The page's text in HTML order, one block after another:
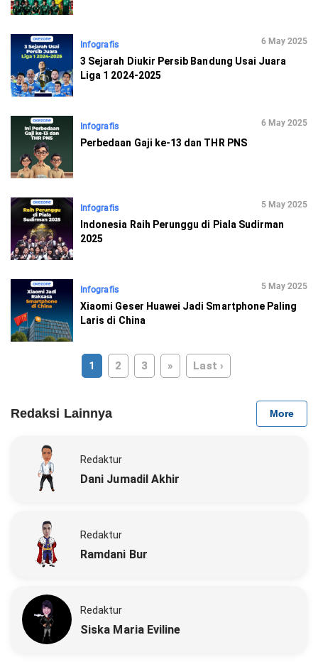
Infografis 6 May 2025
3 Sejarah Diukir Persib Bandung Usai Juara
Liga 1 2024-2025
Infografis 6 May 2025
Perbedaan Gaji ke-13 dan THR PNS
Infografis 5 May 2025
Indonesia Raih Perunggu di Piala Sudirman
2025
Infografis 5 May 2025
Xiaomi Geser Huawei Jadi Smartphone Paling
Laris di China
1 2 3 » Last ›
Redaksi Lainnya More
Redaktur
Dani Jumadil Akhir
Redaktur
Ramdani Bur
Redaktur
Siska Maria Eviline